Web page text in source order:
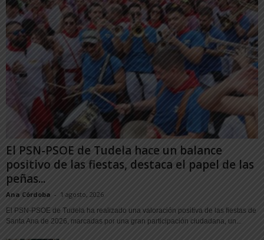
El PSN-PSOE de Tudela hace un balance
positivo de las fiestas, destaca el papel de las
peñas...
Ana Córdoba - 1 agosto, 2026
El PSN-PSOE de Tudela ha realizado una valoración positiva de las fiestas de
Santa Ana de 2026, marcadas por una gran participación ciudadana, un...